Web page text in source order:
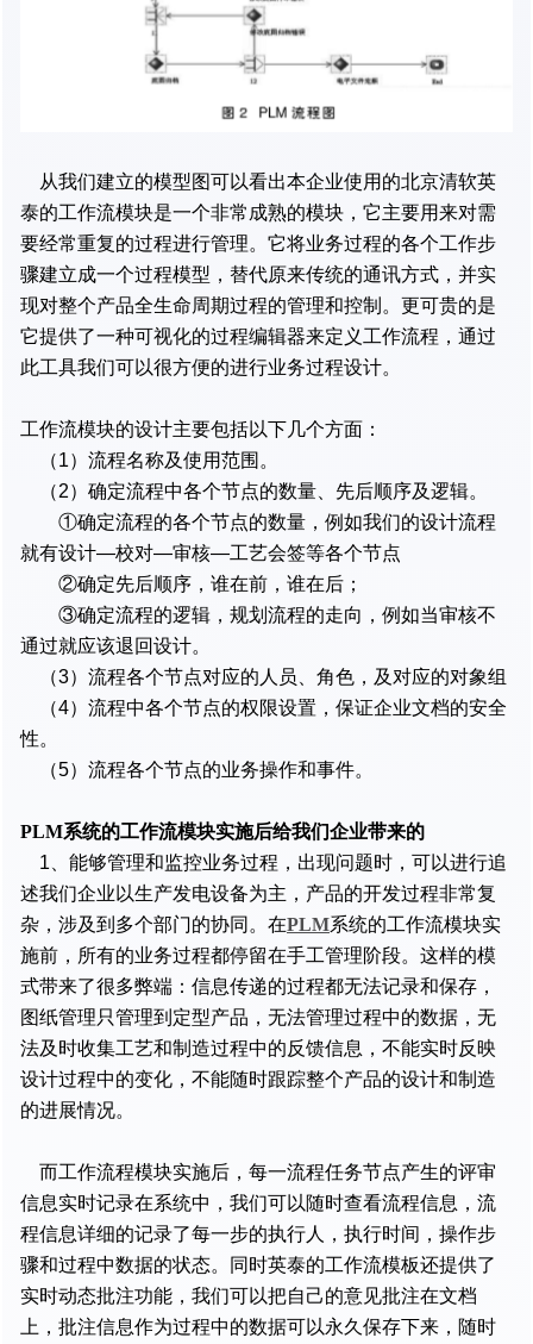
从我们建立的模型图可以看出本企业使用的北京清软英
泰的工作流模块是一个非常成熟的模块，它主要用来对需
要经常重复的过程进行管理。它将业务过程的各个工作步
骤建立成一个过程模型，替代原来传统的通讯方式，并实
现对整个产品全生命周期过程的管理和控制。更可贵的是
它提供了一种可视化的过程编辑器来定义工作流程，通过
此工具我们可以很方便的进行业务过程设计。
工作流模块的设计主要包括以下几个方面：
（1）流程名称及使用范围。
（2）确定流程中各个节点的数量、先后顺序及逻辑。
①确定流程的各个节点的数量，例如我们的设计流程
就有设计—校对—审核—工艺会签等各个节点
②确定先后顺序，谁在前，谁在后；
③确定流程的逻辑，规划流程的走向，例如当审核不
通过就应该退回设计。
（3）流程各个节点对应的人员、角色，及对应的对象组
（4）流程中各个节点的权限设置，保证企业文档的安全
性。
（5）流程各个节点的业务操作和事件。
PLM系统的工作流模块实施后给我们企业带来的
1、能够管理和监控业务过程，出现问题时，可以进行追
述我们企业以生产发电设备为主，产品的开发过程非常复
杂，涉及到多个部门的协同。在PLM系统的工作流模块实
施前，所有的业务过程都停留在手工管理阶段。这样的模
式带来了很多弊端：信息传递的过程都无法记录和保存，
图纸管理只管理到定型产品，无法管理过程中的数据，无
法及时收集工艺和制造过程中的反馈信息，不能实时反映
设计过程中的变化，不能随时跟踪整个产品的设计和制造
的进展情况。
而工作流程模块实施后，每一流程任务节点产生的评审
信息实时记录在系统中，我们可以随时查看流程信息，流
程信息详细的记录了每一步的执行人，执行时间，操作步
骤和过程中数据的状态。同时英泰的工作流模板还提供了
实时动态批注功能，我们可以把自己的意见批注在文档
上，批注信息作为过程中的数据可以永久保存下来，随时